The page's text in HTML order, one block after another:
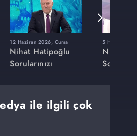
12 Haziran 2026, Cuma
Nihat Hatipoğlu
Sorularınızı
5 Haziran
Nihat
ile ilgili çok